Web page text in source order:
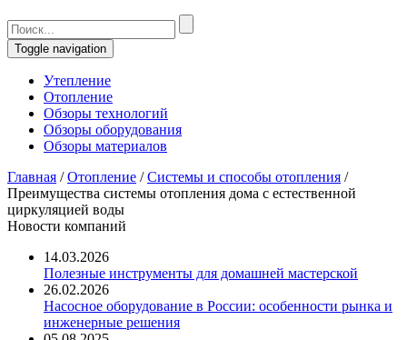
Toggle navigation
Утепление
Отопление
Обзоры технологий
Обзоры оборудования
Обзоры материалов
Главная /Отопление /Системы и способы отопления /
Преимущества системы отопления дома с естественной
циркуляцией воды
Новости компаний
14.03.2026
Полезные инструменты для домашней мастерской
26.02.2026
Насосное оборудование в России: особенности рынка и
инженерные решения